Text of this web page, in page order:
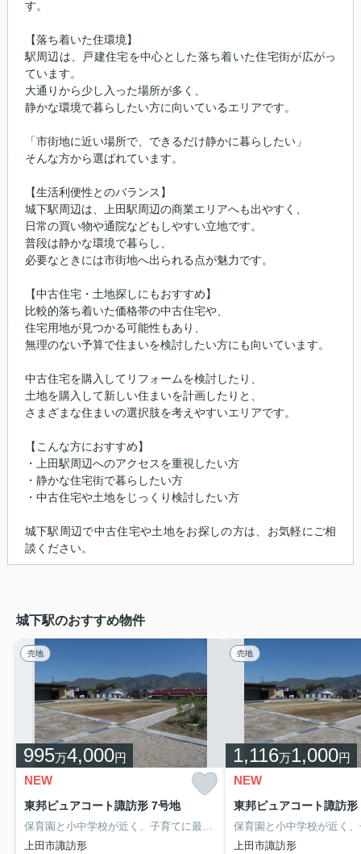
す。
【落ち着いた住環境】
駅周辺は、戸建住宅を中心とした落ち着いた住宅街が広がっ
ています。
大通りから少し入った場所が多く、
静かな環境で暮らしたい方に向いているエリアです。
「市街地に近い場所で、できるだけ静かに暮らしたい」
そんな方から選ばれています。
【生活利便性とのバランス】
城下駅周辺は、上田駅周辺の商業エリアへも出やすく、
日常の買い物や通院などもしやすい立地です。
普段は静かな環境で暮らし、
必要なときには市街地へ出られる点が魅力です。
【中古住宅・土地探しにもおすすめ】
比較的落ち着いた価格帯の中古住宅や、
住宅用地が見つかる可能性もあり、
無理のない予算で住まいを検討したい方にも向いています。
中古住宅を購入してリフォームを検討したり、
土地を購入して新しい住まいを計画したりと、
さまざまな住まいの選択肢を考えやすいエリアです。
【こんな方におすすめ】
・上田駅周辺へのアクセスを重視したい方
・静かな住宅街で暮らしたい方
・中古住宅や土地をじっくり検討したい方
城下駅周辺で中古住宅や土地をお探しの方は、お気軽にご相
談ください。
城下駅のおすすめ物件
売地
995万4,000円
NEW
東邦ピュアコート諏訪形 7号地
安心・便利な立地
上田市諏訪形
売地
1,116万1,000円
NEW
東邦ピュアコート諏訪形
上田市諏訪形